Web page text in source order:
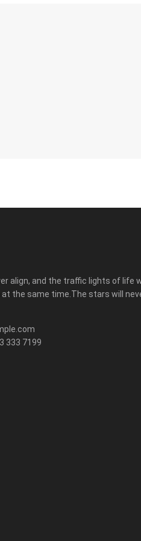
align, and the traffic lights of life
at the same time.The stars will
333 7199